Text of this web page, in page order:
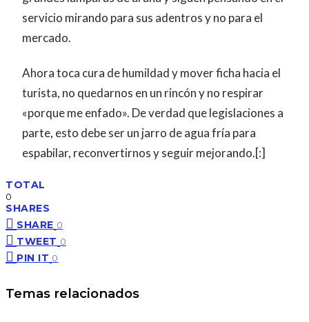
servicio mirando para sus adentros y no para el
mercado.
Ahora toca cura de humildad y mover ficha hacia el
turista, no quedarnos en un rincón y no respirar
«porque me enfado». De verdad que legislaciones a
parte, esto debe ser un jarro de agua fría para
espabilar, reconvertirnos y seguir mejorando.[:]
TOTAL
0
SHARES
SHARE 0
TWEET 0
PIN IT 0
Temas relacionados